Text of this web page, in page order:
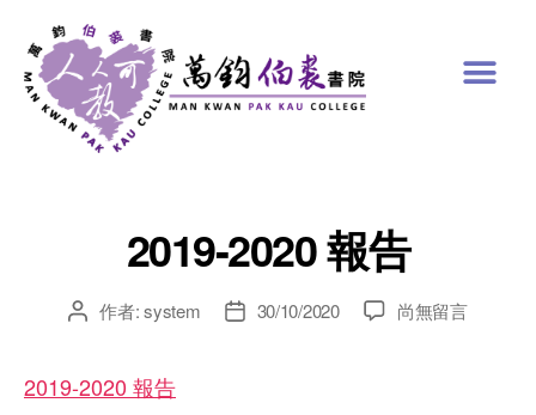
2019-2020 報告
作者:system 30/10/2020 尚無留言
2019-2020 報告